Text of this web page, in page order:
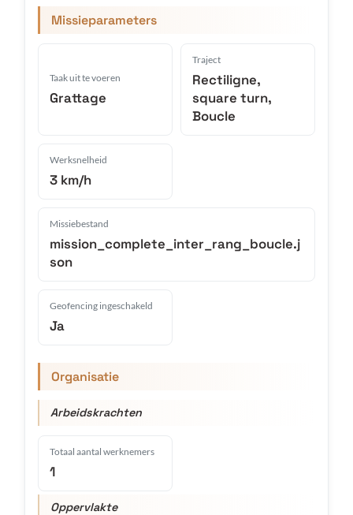
Missieparameters
Taak uit te voeren
Grattage
Traject
Rectiligne,
square turn,
Boucle
Werksnelheid
3 km/h
Missiebestand
mission_complete_inter_rang_boucle.j
son
Geofencing ingeschakeld
Ja
Organisatie
Arbeidskrachten
Totaal aantal werknemers
1
Oppervlakte